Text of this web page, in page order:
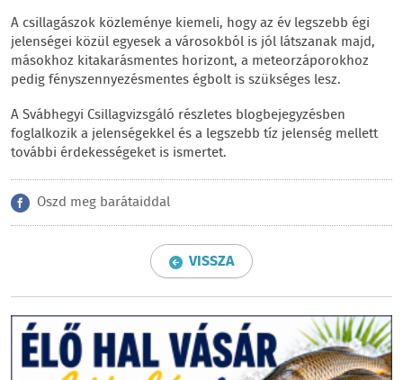
A csillagászok közleménye kiemeli, hogy az év legszebb égi
jelenségei közül egyesek a városokból is jól látszanak majd,
másokhoz kitakarásmentes horizont, a meteorzáporokhoz
pedig fényszennyezésmentes égbolt is szükséges lesz.
A Svábhegyi Csillagvizsgáló részletes blogbejegyzésben
foglalkozik a jelenségekkel és a legszebb tíz jelenség mellett
további érdekességeket is ismertet.
Oszd meg barátaiddal
VISSZA